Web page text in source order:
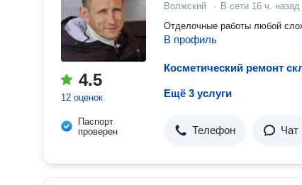
4.5
12 оценок
Паспорт
проверен
Волжский · В сети 16 ч. назад
Отделочные работы любой
В профиль
Косметический ремонт
Ещё 3 услуги
Телефон Чат